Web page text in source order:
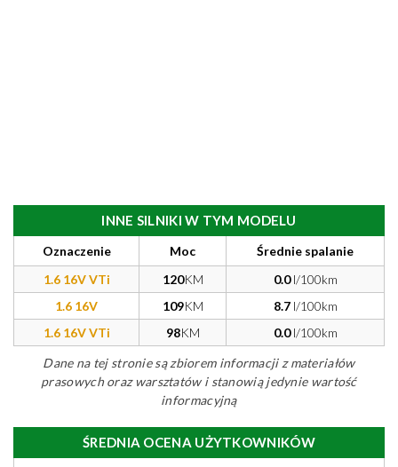
INNE SILNIKI W TYM MODELU
Oznaczenie Moc
Średnie spalanie
1.6 16V VTi
120KM 0.0l/100km
1.6 16V
109KM 8.7l/100km
1.6 16V VTi
98KM 0.0l/100km
Dane na tej stronie są zbiorem informacji z materiałów
prasowych oraz warsztatów i stanowią jedynie wartość
informacyjną
ŚREDNIA OCENA UŻYTKOWNIKÓW